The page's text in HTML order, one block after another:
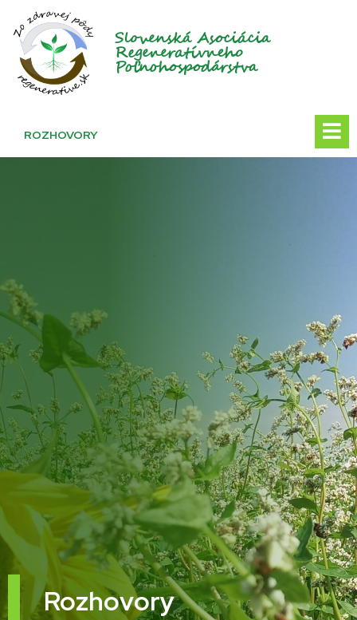
Slovenská Asociácia
Regeneratívneho
Poľnohospodárstva
ROZHOVORY
Rozhovory